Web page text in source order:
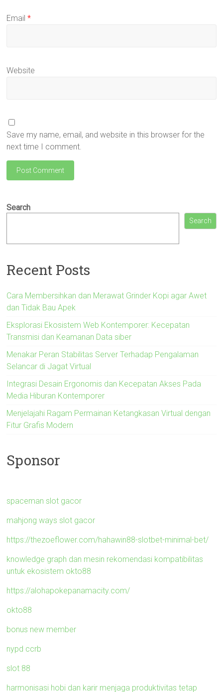
Email*
Website
Save my name, email, and website in this browser for the
next time I comment.
Search
Search
Recent Posts
Cara Membersihkan dan Merawat Grinder Kopi agar Awet
dan Tidak Bau Apek
Eksplorasi Ekosistem Web Kontemporer: Kecepatan
Transmisi dan Keamanan Data siber
Menakar Peran Stabilitas Server Terhadap Pengalaman
Selancar di Jagat Virtual
Integrasi Desain Ergonomis dan Kecepatan Akses Pada
Media Hiburan Kontemporer
Menjelajahi Ragam Permainan Ketangkasan Virtual dengan
Fitur Grafis Modern
Sponsor
spaceman slot gacor
mahjong ways slot gacor
https://thezoeflower.com/hahawin88-slotbet-minimal-bet/
knowledge graph dan mesin rekomendasi kompatibilitas
untuk ekosistem okto88
https://alohapokepanamacity.com/
okto88
bonus new member
nypd ccrb
slot 88
harmonisasi hobi dan karir menjaga produktivitas tetap